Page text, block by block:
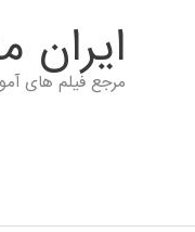
ايران
مرجع فیلم های